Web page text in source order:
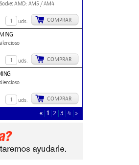
Socket AMD: AM5 / AM4
uds. COMPRAR
uds. COMPRAR
uds. COMPRAR
« 1 2 3 4 »